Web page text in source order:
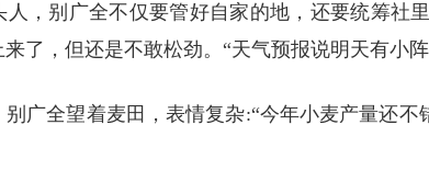
，别广全不仅要管好自家的地，还要统筹社
了，但还是不敢松劲。“天气预报说明天有小
广全望着麦田，表情复杂:“今年小麦产量还